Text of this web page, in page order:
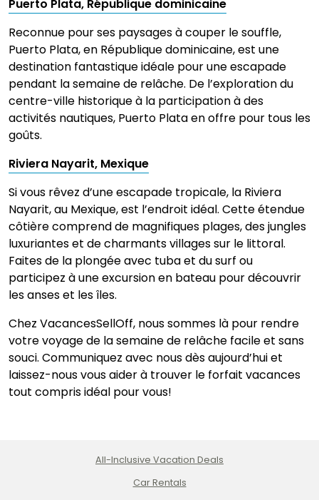
Puerto Plata, République dominicaine
Reconnue pour ses paysages à couper le souffle,
Puerto Plata, en République dominicaine, est une
destination fantastique idéale pour une escapade
pendant la semaine de relâche. De l’exploration du
centre-ville historique à la participation à des
activités nautiques, Puerto Plata en offre pour tous les
goûts.
Riviera Nayarit, Mexique
Si vous rêvez d’une escapade tropicale, la Riviera
Nayarit, au Mexique, est l’endroit idéal. Cette étendue
côtière comprend de magnifiques plages, des jungles
luxuriantes et de charmants villages sur le littoral.
Faites de la plongée avec tuba et du surf ou
participez à une excursion en bateau pour découvrir
les anses et les îles.
Chez VacancesSellOff, nous sommes là pour rendre
votre voyage de la semaine de relâche facile et sans
souci. Communiquez avec nous dès aujourd’hui et
laissez-nous vous aider à trouver le forfait vacances
tout compris idéal pour vous!
All-Inclusive Vacation Deals
Car Rentals